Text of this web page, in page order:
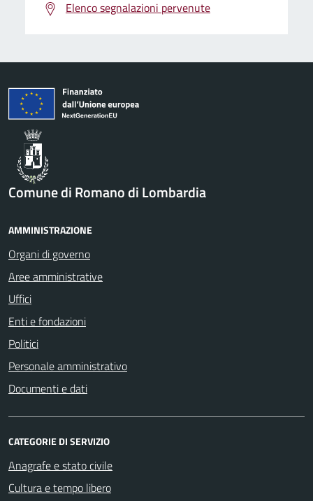
Elenco segnalazioni pervenute
Comune di Romano di Lombardia
AMMINISTRAZIONE
Organi di governo
Aree amministrative
Uffici
Enti e fondazioni
Politici
Personale amministrativo
Documenti e dati
CATEGORIE DI SERVIZIO
Anagrafe e stato civile
Cultura e tempo libero